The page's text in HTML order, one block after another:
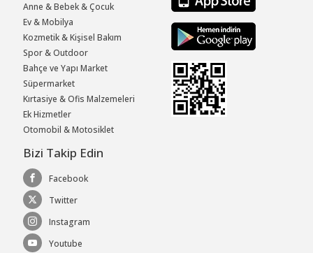
Anne & Bebek & Çocuk
Ev & Mobilya
Kozmetik & Kişisel Bakım
Spor & Outdoor
Bahçe ve Yapı Market
Süpermarket
Kırtasiye & Ofis Malzemeleri
Ek Hizmetler
Otomobil & Motosiklet
Bizi Takip Edin
Facebook
Twitter
Instagram
Youtube